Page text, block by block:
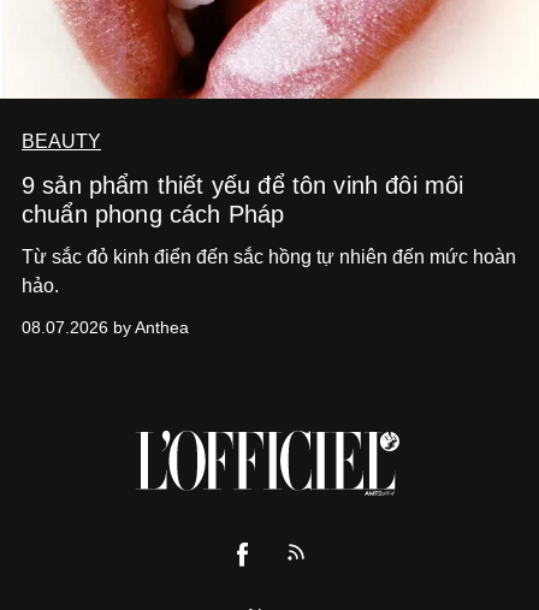
BEAUTY
9 sản phẩm thiết yếu để tôn vinh đôi môi
chuẩn phong cách Pháp
Từ sắc đỏ kinh điển đến sắc hồng tự nhiên đến mức hoàn
hảo.
08.07.2026 by Anthea